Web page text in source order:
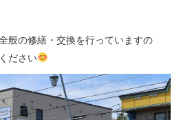
般の修繕・交換を行っていますの
ださい